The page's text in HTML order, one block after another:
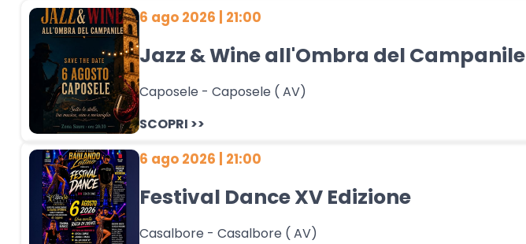
6 ago 2026 | 21:00
Jazz & Wine all'Ombra del Campanile
Caposele - Caposele ( AV)
SCOPRI >>
6 ago 2026 | 21:00
Festival Dance XV Edizione
Casalbore - Casalbore ( AV)